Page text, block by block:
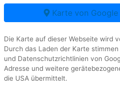
Karte von
Die Karte auf dieser Webseite wird
Durch das Laden der Karte
und Datenschutzrichtlinien von
Adresse und weitere
die USA übermittelt.